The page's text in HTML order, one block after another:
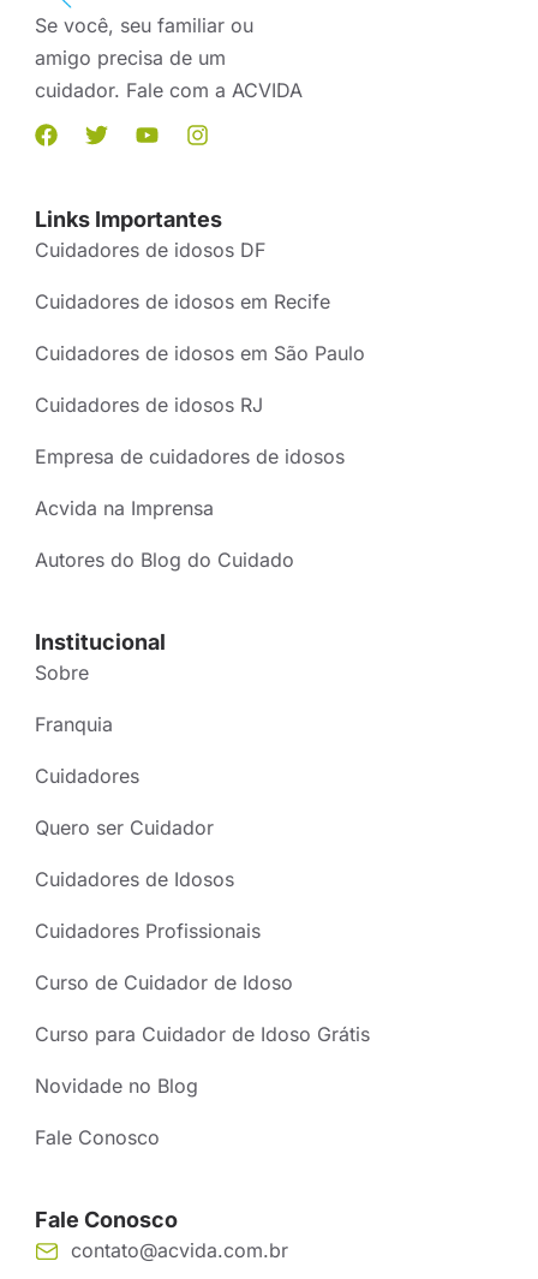
Se você, seu familiar ou
amigo precisa de um
cuidador. Fale com a ACVIDA
Links Importantes
Cuidadores de idosos DF
Cuidadores de idosos em Recife
Cuidadores de idosos em São Paulo
Cuidadores de idosos RJ
Empresa de cuidadores de idosos
Acvida na Imprensa
Autores do Blog do Cuidado
Institucional
Sobre
Franquia
Cuidadores
Quero ser Cuidador
Cuidadores de Idosos
Cuidadores Profissionais
Curso de Cuidador de Idoso
Curso para Cuidador de Idoso Grátis
Novidade no Blog
Fale Conosco
Fale Conosco
contato@acvida.com.br